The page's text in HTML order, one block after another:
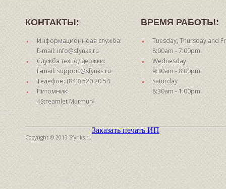
КОНТАКТЫ:
Информационноая служба:
E-mail: info@sfynks.ru
Служба техподдержки:
E-mail: support@sfynks.ru
Телефон: (843) 520 20 54
Питомник:
«Streamlet Murmur»
ВРЕМЯ РАБОТЫ:
Tuesday, Thursday and
8:00am - 7:00pm
Wednesday
9:30am - 8:00pm
Saturday
8:30am - 1:00pm
Copyright © 2013 Sfynks.ru
Заказать печать ИП